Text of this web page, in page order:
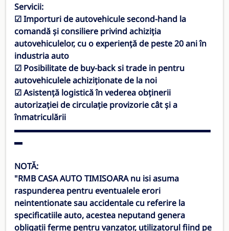
Servicii:
☑ Importuri de autovehicule second-hand la
comandă și consiliere privind achiziția
autovehiculelor, cu o experiență de peste 20 ani în
industria auto
☑ Posibilitate de buy-back si trade in pentru
autovehiculele achiziționate de la noi
☑ Asistență logistică în vederea obținerii
autorizației de circulație provizorie cât și a
înmatriculării
▬▬▬▬▬▬▬▬▬▬▬▬▬▬▬▬▬▬▬▬▬▬▬▬
▬
NOTĂ:
"RMB CASA AUTO TIMISOARAnu isi asuma
raspunderea pentru eventualele erori
neintentionate sau accidentale cu referire la
specificatiile auto, acestea neputand genera
obligatii ferme pentru vanzator, utilizatorul fiind pe